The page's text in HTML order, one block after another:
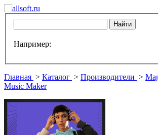
Например:
Главная > Каталог > Производители >
Music Maker